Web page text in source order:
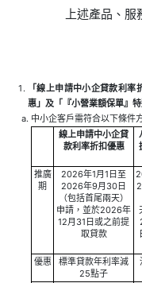
上述產品、服
「線上申請中小企貸款利
惠」及「『小營業額保單』
中小企客戶需符合以下條件
線上申請中小企貸
款利率折扣優惠
推廣
期
2026年1月1日至
2026年9月30日
（包括首尾兩天）
申請，並於2026年
12月31日或之前提
取貸款
優惠
標準貸款年利率減
25點子